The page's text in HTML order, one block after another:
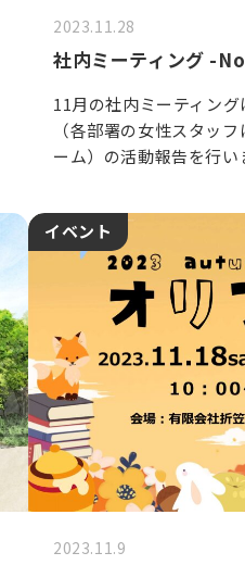
2023.11.28
社内ミーティング -
11月の社内ミーティン
（各部署の女性スタッ
ーム）の活動報告を行
イベント
2023.11.9